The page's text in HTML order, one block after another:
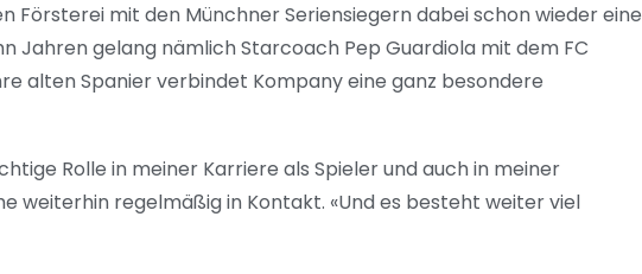
Försterei mit den Münchner Seriensiegern dabei schon wieder eine
Jahren gelang nämlich Starcoach Pep Guardiola mit dem FC
alten Spanier verbindet Kompany eine ganz besondere
Rolle in meiner Karriere als Spieler und auch in meiner
weiterhin regelmäßig in Kontakt. «Und es besteht weiter viel